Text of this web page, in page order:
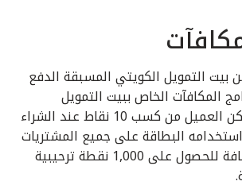
بيت التمويل الكويتي المسبقة الدفع
المكافآت الخاص ببيت التمويل
الكويتي حيث يتمكن العميل من كسب 10 نقاط عند الشراء
عند استخدامه البطاقة على جميع المشتريات
محلياً ودولياً بالاضافة للحصول على 1,000 نقطة ترحيبية